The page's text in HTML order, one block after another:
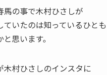
馬の事で木村ひさしが
ていたのは知っているひとも
思います。
木村ひさしのインスタに